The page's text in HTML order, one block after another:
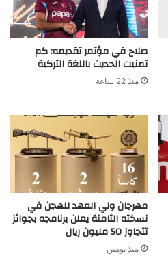
صلاح في مؤتمر تقديمه: كم
تمنيت الحديث باللغة التركية
منذ 22 ساعة
مهرجان ولي العهد للهجن في
نسخته الثامنة يعلن برنامجه بجوائز
تتجاوز 50 مليون ريال
منذ يومين